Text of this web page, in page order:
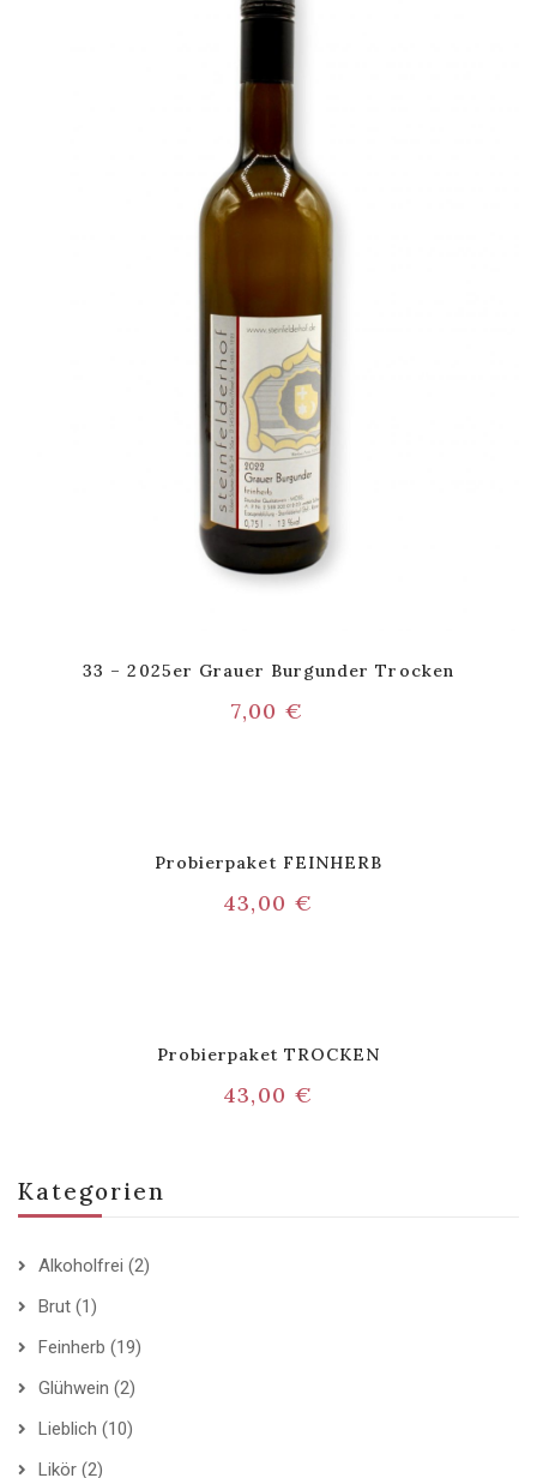
Kategorien
Alkoholfrei (2)
Brut (1)
Feinherb (19)
Glühwein (2)
Lieblich (10)
Likör (2)
33 – 2025er Grauer Burgunder Trocken
7,00€
Probierpaket FEINHERB
43,00 €
Probierpaket TROCKEN
43,00 €